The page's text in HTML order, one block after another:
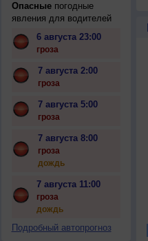
Опасныепогодные
явления для водителей
6 августа 23:00
гроза
7 августа 2:00
гроза
7 августа 5:00
гроза
7 августа 8:00
гроза
дождь
7 августа 11:00
гроза
дождь
Подробный автопрогноз